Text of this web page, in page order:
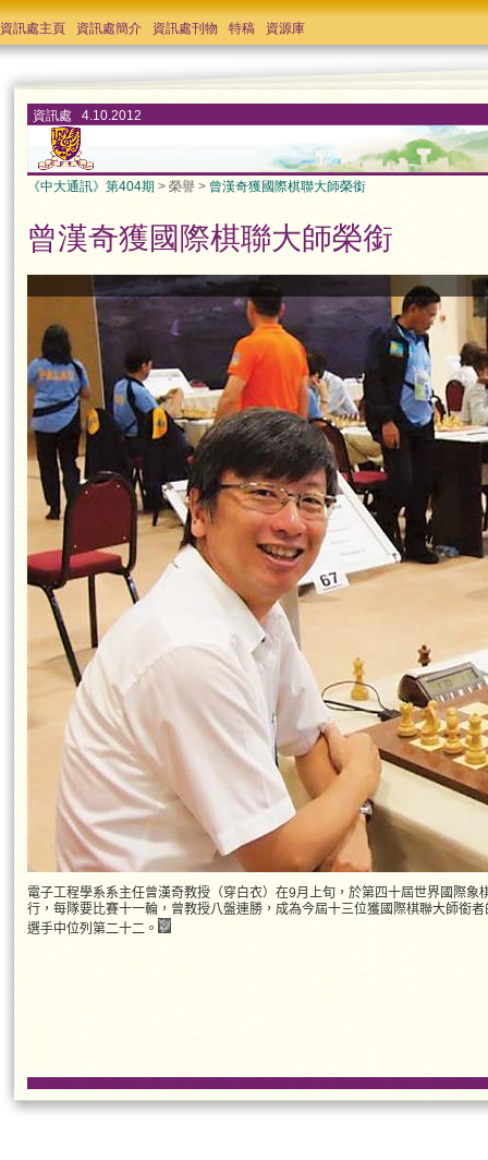
資訊處主頁 資訊處簡介 資訊處刊物 特稿 資源庫
資訊處 4.10.2012
《中大通訊》第404期 > 榮譽 > 曾漢奇獲國際棋聯大師榮銜
曾漢奇獲國際棋聯大師榮銜
電子工程學系系主任曾漢奇教授（穿白衣）在9月上旬，於第四十屆世界國際
行，每隊要比賽十一輪，曾教授八盤連勝，成為今屆十三位獲國際棋聯大師銜
選手中位列第二十二。